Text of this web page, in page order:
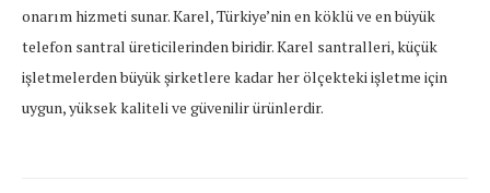
onarım hizmeti sunar. Karel, Türkiye’nin en köklü ve en büyük
telefon santral üreticilerinden biridir. Karel santralleri, küçük
işletmelerden büyük şirketlere kadar her ölçekteki işletme için
uygun, yüksek kaliteli ve güvenilir ürünlerdir.